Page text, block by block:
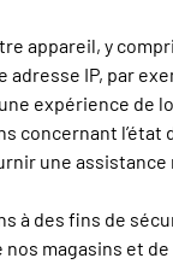
appareil, y
IP, par
expérience de
concernant l’état
une
à des fins de
nos magasins et